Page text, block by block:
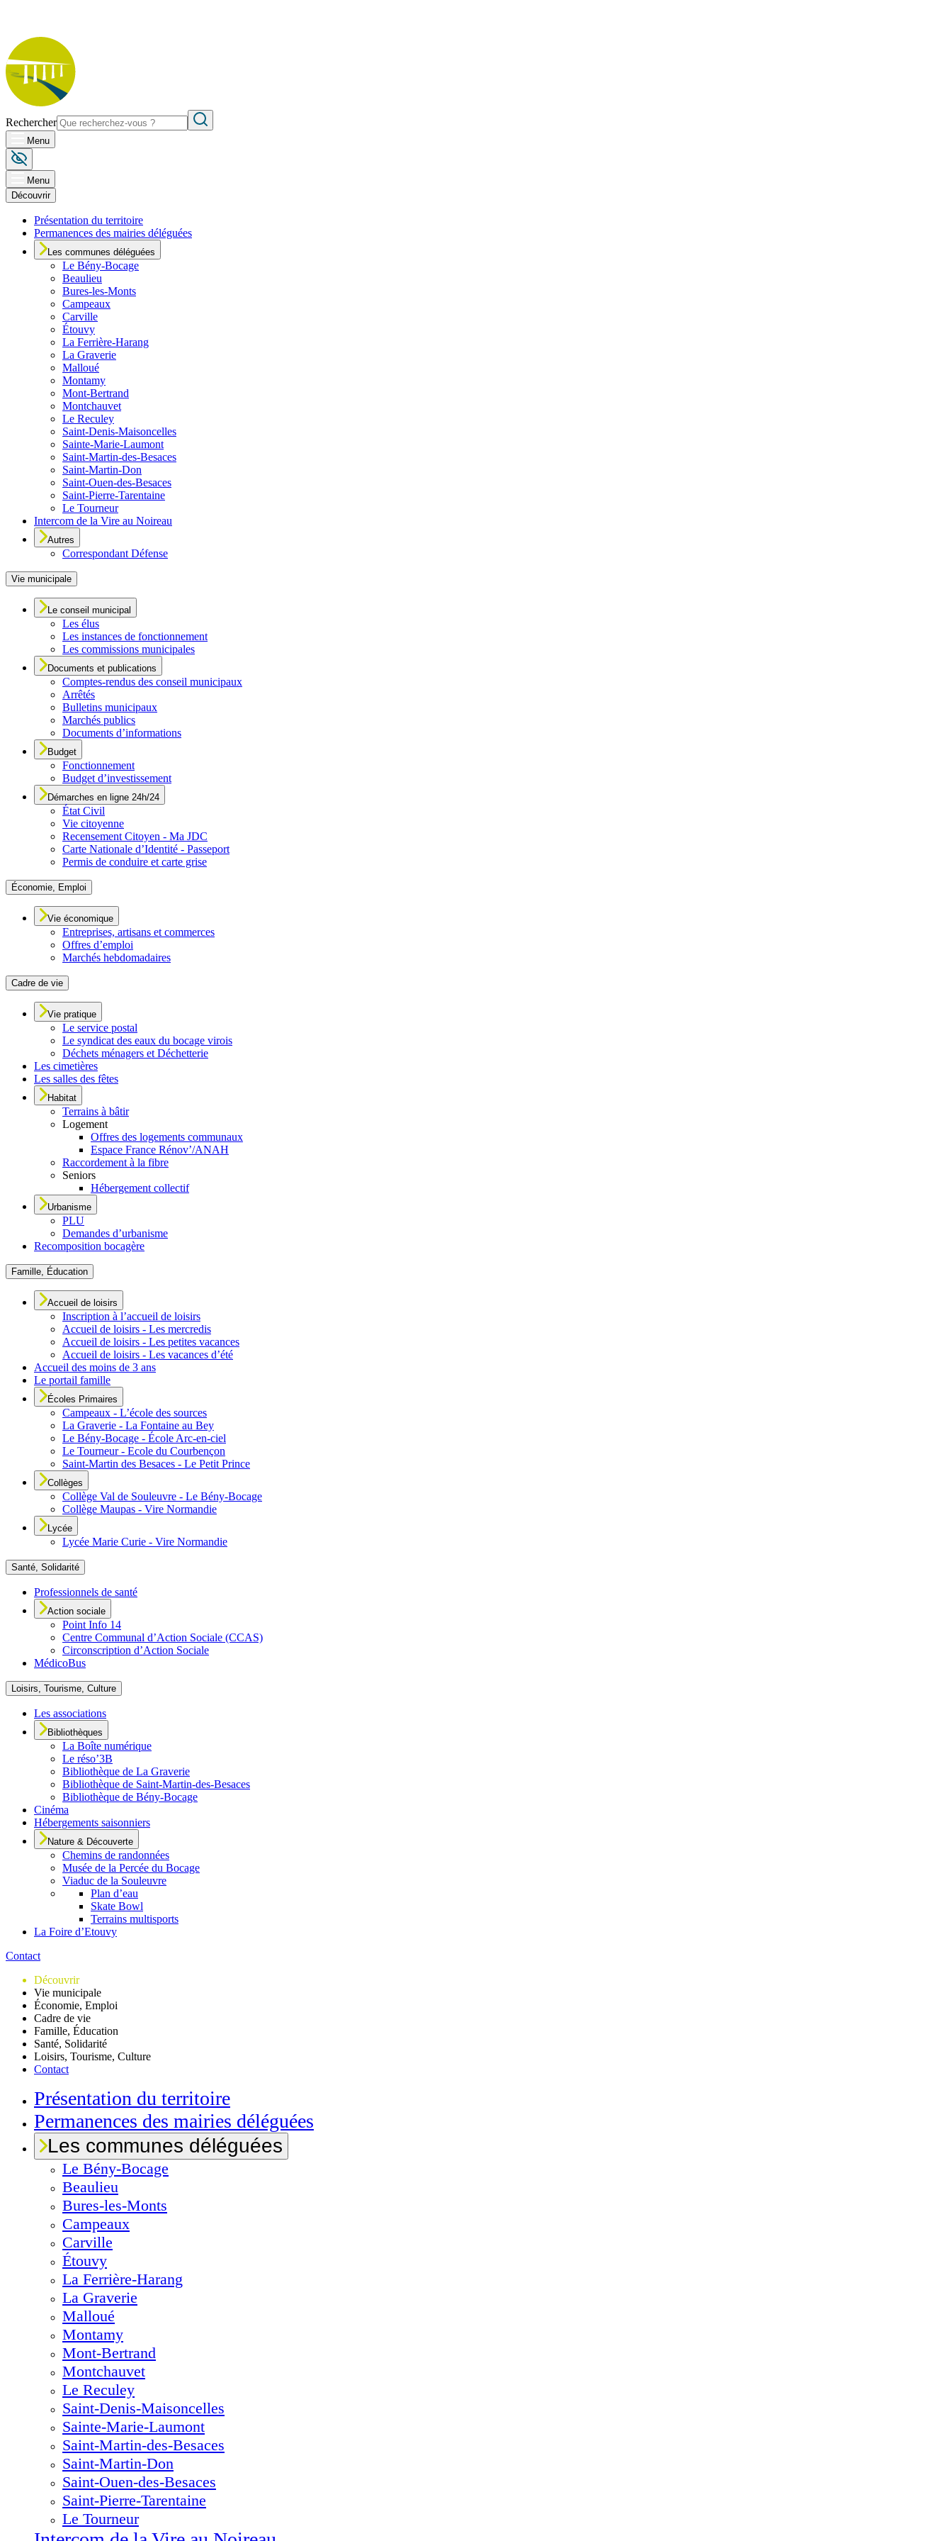
Rechercher
Menu
Menu
Découvrir
Présentation du territoire
Permanences des mairies déléguées
Les communes déléguées
Le Bény-Bocage
Beaulieu
Bures-les-Monts
Campeaux
Carville
Étouvy
La Ferrière-Harang
La Graverie
Malloué
Montamy
Mont-Bertrand
Montchauvet
Le Reculey
Saint-Denis-Maisoncelles
Sainte-Marie-Laumont
Saint-Martin-des-Besaces
Saint-Martin-Don
Saint-Ouen-des-Besaces
Saint-Pierre-Tarentaine
Le Tourneur
Intercom de la Vire au Noireau
Autres
Correspondant Défense
Vie municipale
Le conseil municipal
Les élus
Les instances de fonctionnement
Les commissions municipales
Documents et publications
Comptes-rendus des conseil municipaux
Arrêtés
Bulletins municipaux
Marchés publics
Documents d’informations
Budget
Fonctionnement
Budget d’investissement
Démarches en ligne 24h/24
État Civil
Vie citoyenne
Recensement Citoyen - Ma JDC
Carte Nationale d’Identité - Passeport
Permis de conduire et carte grise
Économie, Emploi
Vie économique
Entreprises, artisans et commerces
Offres d’emploi
Marchés hebdomadaires
Cadre de vie
Vie pratique
Le service postal
Le syndicat des eaux du bocage virois
Déchets ménagers et Déchetterie
Les cimetières
Les salles des fêtes
Habitat
Terrains à bâtir
Logement
Offres des logements communaux
Espace France Rénov’/ANAH
Raccordement à la fibre
Seniors
Hébergement collectif
Urbanisme
PLU
Demandes d’urbanisme
Recomposition bocagère
Famille, Éducation
Accueil de loisirs
Inscription à l’accueil de loisirs
Accueil de loisirs - Les mercredis
Accueil de loisirs - Les petites vacances
Accueil de loisirs - Les vacances d’été
Accueil des moins de 3 ans
Le portail famille
Écoles Primaires
Campeaux - L’école des sources
La Graverie - La Fontaine au Bey
Le Bény-Bocage - École Arc-en-ciel
Le Tourneur - Ecole du Courbençon
Saint-Martin des Besaces - Le Petit Prince
Collèges
Collège Val de Souleuvre - Le Bény-Bocage
Collège Maupas - Vire Normandie
Lycée
Lycée Marie Curie - Vire Normandie
Santé, Solidarité
Professionnels de santé
Action sociale
Point Info 14
Centre Communal d’Action Sociale (CCAS)
Circonscription d’Action Sociale
MédicoBus
Loisirs, Tourisme, Culture
Les associations
Bibliothèques
La Boîte numérique
Le réso’3B
Bibliothèque de La Graverie
Bibliothèque de Saint-Martin-des-Besaces
Bibliothèque de Bény-Bocage
Cinéma
Hébergements saisonniers
Nature & Découverte
Chemins de randonnées
Musée de la Percée du Bocage
Viaduc de la Souleuvre
Plan d’eau
Skate Bowl
Terrains multisports
La Foire d’Etouvy
Contact
Découvrir
Vie municipale
Économie, Emploi
Cadre de vie
Famille, Éducation
Santé, Solidarité
Loisirs, Tourisme, Culture
Contact
Présentation du territoire
Permanences des mairies déléguées
Les communes déléguées
Le Bény-Bocage
Beaulieu
Bures-les-Monts
Campeaux
Carville
Étouvy
La Ferrière-Harang
La Graverie
Malloué
Montamy
Mont-Bertrand
Montchauvet
Le Reculey
Saint-Denis-Maisoncelles
Sainte-Marie-Laumont
Saint-Martin-des-Besaces
Saint-Martin-Don
Saint-Ouen-des-Besaces
Saint-Pierre-Tarentaine
Le Tourneur